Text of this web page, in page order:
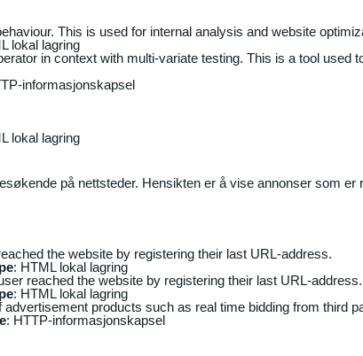
This is used for internal analysis and website
lokal lagring
in context with multi-variate testing. This is a tool
informasjonskapsel
lokal lagring
på nettsteder. Hensikten er å vise annonser som
the website by registering their last URL-address.
: HTML lokal lagring
reached the website by registering their last URL-address.
: HTML lokal lagring
products such as real time bidding from third
: HTTP-informasjonskapsel